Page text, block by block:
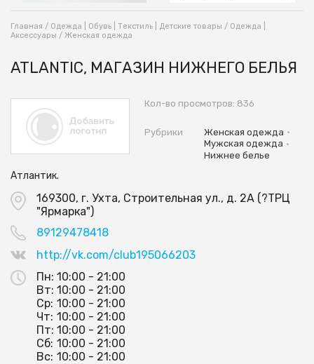
Главная / Одежда | Обувь | Текстиль | Детские товары / Одежда |
Аксессуары / Женская одежда
ATLANTIC, МАГАЗИН НИЖНЕГО БЕЛЬЯ
Кол-во просмотров: 836
Рубрики Женская одежда •
Мужская одежда •
Нижнее белье
Атлантик.
169300, г. Ухта, Строительная ул., д. 2А (?ТРЦ
"Ярмарка")
89129478418
http://vk.com/club195066203
Пн: 10:00 - 21:00
Вт: 10:00 - 21:00
Ср: 10:00 - 21:00
Чт: 10:00 - 21:00
Пт: 10:00 - 21:00
Сб: 10:00 - 21:00
Вс: 10:00 - 21:00